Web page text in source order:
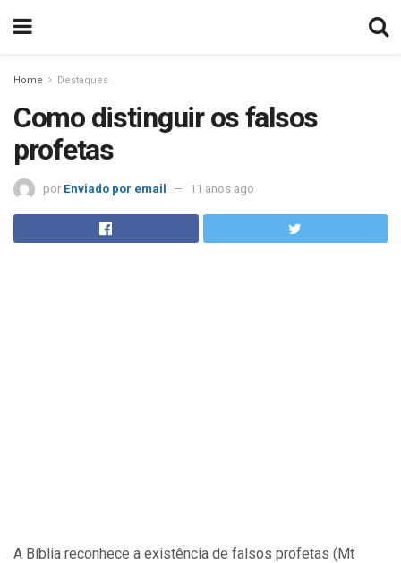
Home Destaques
Como distinguir os falsos
profetas
por Enviado por email 11 anos ago
A Bíblia reconhece a existência de falsos profetas (Mt